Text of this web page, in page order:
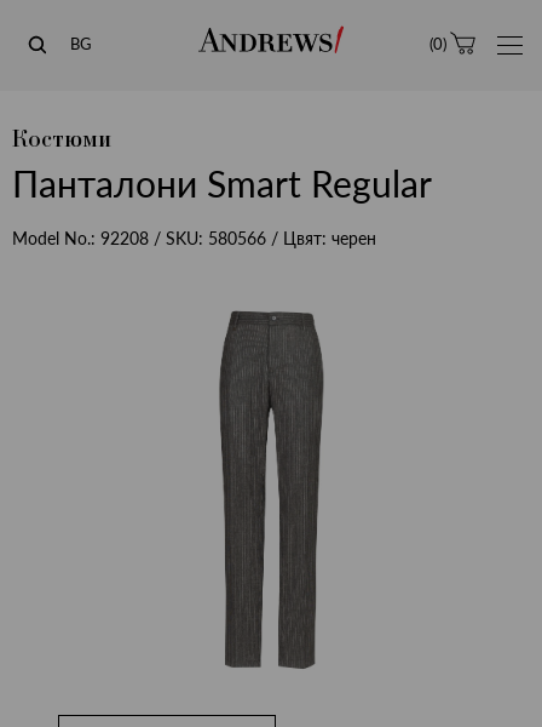
Andrews
BG (0)
Костюми
Панталони Smart Regular
Model No.: 92208 / SKU: 580566 / Цвят: черен